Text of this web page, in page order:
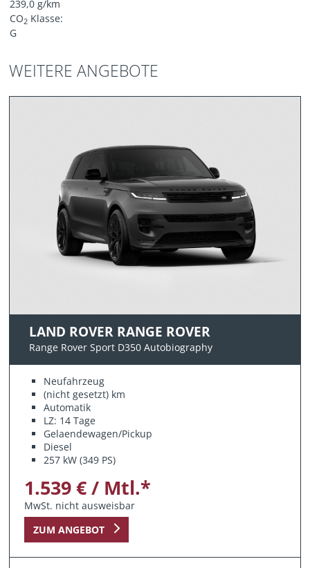
239,0 g/km
CO2 Klasse:
G
WEITERE ANGEBOTE
LAND ROVER RANGE ROVER
Range Rover Sport D350 Autobiography
Neufahrzeug
(nicht gesetzt) km
Automatik
LZ: 14 Tage
Gelaendewagen/Pickup
Diesel
257 kW (349 PS)
1.539 € / Mtl.*
MwSt. nicht ausweisbar
ZUM ANGEBOT